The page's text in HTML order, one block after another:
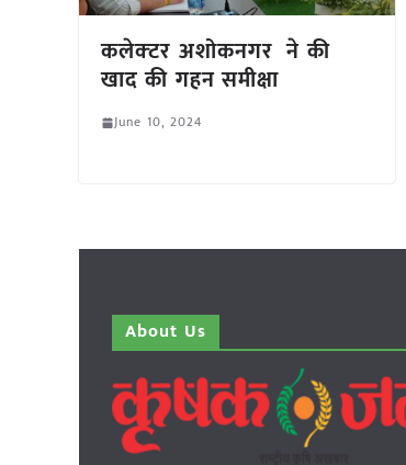
कलेक्‍टर अशोकनगर ने की
खाद की गहन समीक्षा
June 10, 2024
About Us